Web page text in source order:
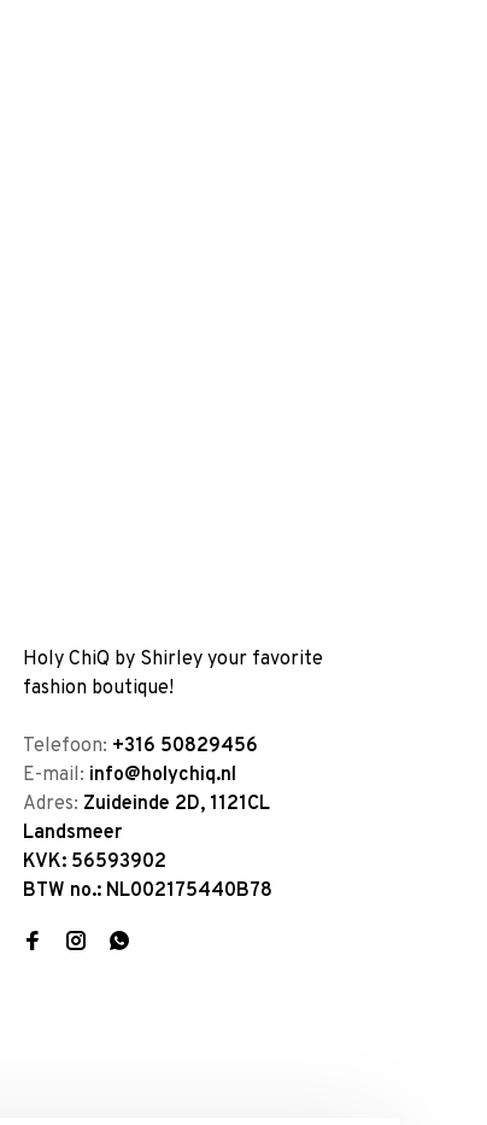
Holy ChiQ by Shirley your favorite
fashion boutique!
Telefoon: +316 50829456
E-mail: info@holychiq.nl
Adres: Zuideinde 2D, 1121CL
Landsmeer
KVK: 56593902
BTW no.: NL002175440B78